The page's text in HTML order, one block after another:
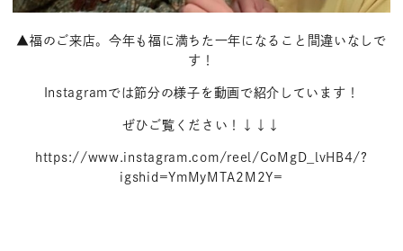
▲福のご来店。今年も福に満ちた一年になること間違いなしで
す！
Instagramでは節分の様子を動画で紹介しています！
ぜひご覧ください！↓↓↓
https://www.instagram.com/reel/CoMgD_lvHB4/?
igshid=YmMyMTA2M2Y=